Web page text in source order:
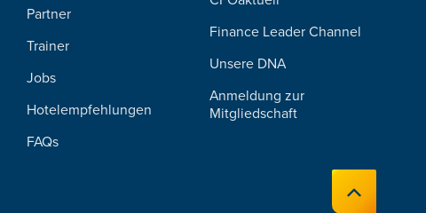
Partner
Trainer
Jobs
Hotelempfehlungen
FAQs
Finance Leader Channel
Unsere DNA
Anmeldung zur
Mitgliedschaft